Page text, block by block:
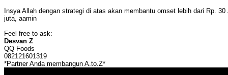
Insya Allah dengan strategi di atas akan membantu omset lebih dari Rp.
juta, aamin
Feel free to ask:
Desvan Z
QQ Foods
082121601319
*Partner Anda membangun A.to.Z*